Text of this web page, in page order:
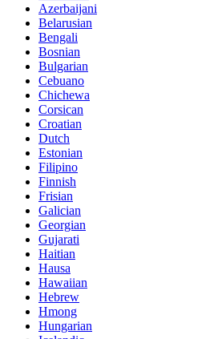
Azerbaijani
Belarusian
Bengali
Bosnian
Bulgarian
Cebuano
Chichewa
Corsican
Croatian
Dutch
Estonian
Filipino
Finnish
Frisian
Galician
Georgian
Gujarati
Haitian
Hausa
Hawaiian
Hebrew
Hmong
Hungarian